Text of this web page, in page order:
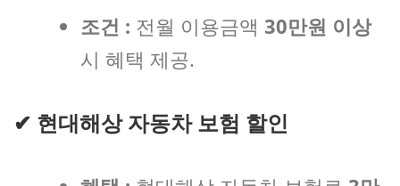
조건 : 전월 이용금액 30만원 이상
시 혜택 제공.
✔ 현대해상 자동차 보험 할인